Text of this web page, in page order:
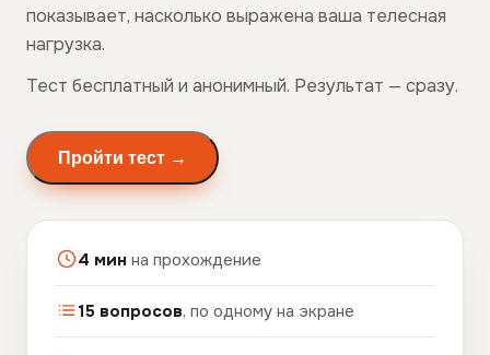
показывает, насколько выражена ваша телесная
нагрузка.
Тест бесплатный и анонимный. Результат — сразу.
Пройти тест →
4 мин на прохождение
15 вопросов, по одному на экране